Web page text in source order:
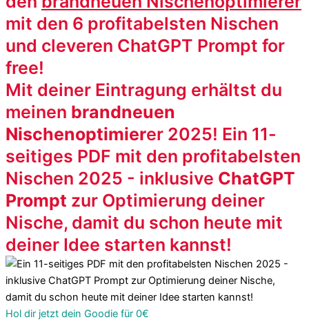
mit den 6 profitabelsten Nischen
und cleveren ChatGPT Prompt for
free!
Mit deiner Eintragung erhältst du
meinen brandneuen
Nischenoptimierer 2025! Ein 11-
seitiges PDF mit den profitabelsten
Nischen 2025 - inklusive ChatGPT
Prompt zur Optimierung deiner
Nische, damit du schon heute mit
deiner Idee starten kannst!
Hol dir jetzt dein Goodie für 0€